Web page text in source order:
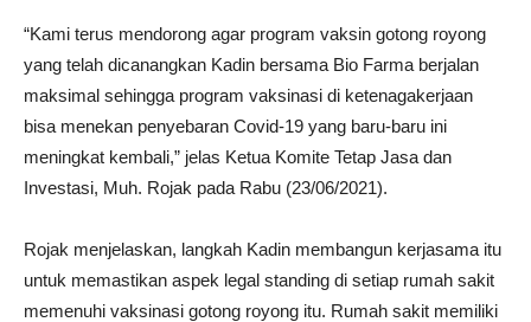
“Kami terus mendorong agar program vaksin gotong royong
yang telah dicanangkan Kadin bersama Bio Farma berjalan
maksimal sehingga program vaksinasi di ketenagakerjaan
bisa menekan penyebaran Covid-19 yang baru-baru ini
meningkat kembali,” jelas Ketua Komite Tetap Jasa dan
Investasi, Muh. Rojak pada Rabu (23/06/2021).
Rojak menjelaskan, langkah Kadin membangun kerjasama itu
untuk memastikan aspek legal standing di setiap rumah sakit
memenuhi vaksinasi gotong royong itu. Rumah sakit memiliki